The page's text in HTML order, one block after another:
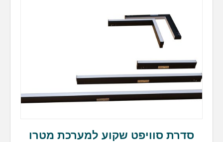
סדרת סוויפט שקוע למערכת מטרו